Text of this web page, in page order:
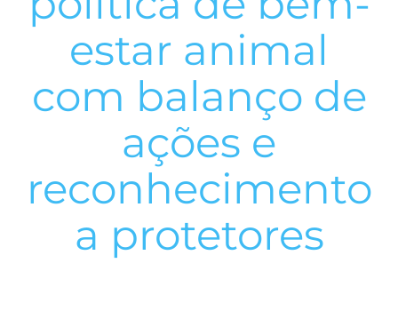
estar animal
com balanço de
ações e
reconhecimento
a protetores